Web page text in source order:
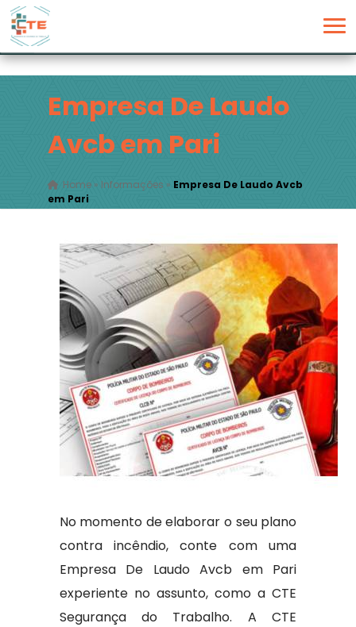
Empresa De Laudo
Avcb em Pari
Home» Informações » Empresa De Laudo Avcb
em Pari
No momento de elaborar o seu plano
contra incêndio, conte com uma
Empresa De Laudo Avcb em Pari
experiente no assunto, como a CTE
Segurança do Trabalho. A CTE